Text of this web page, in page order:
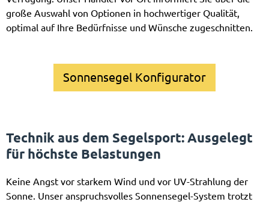
große Auswahl von Optionen in hochwertiger Qualität,
optimal auf Ihre Bedürfnisse und Wünsche zugeschnitten.
Sonnensegel Konfigurator
Technik aus dem Segelsport: Ausgelegt
für höchste Belastungen
Keine Angst vor starkem Wind und vor UV-Strahlung der
Sonne. Unser anspruchsvolles Sonnensegel-System trotzt